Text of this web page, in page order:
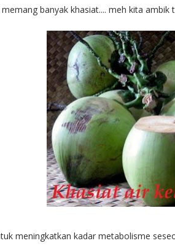
banyak khasiat.... meh kita ambik
meningkatkan kadar metabolisme